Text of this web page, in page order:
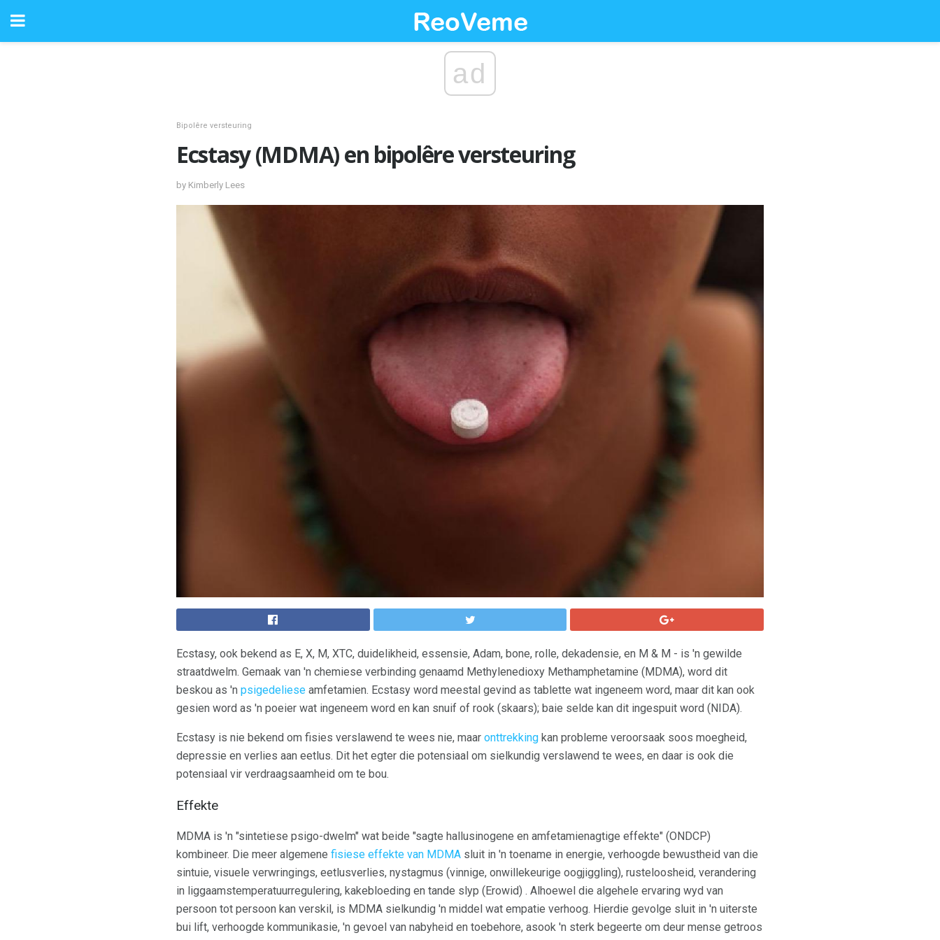
ad
Bipolêre versteuring
Ecstasy (MDMA) en bipolêre versteuring
by Kimberly Lees
Ecstasy, ook bekend as E, X, M, XTC, duidelikheid, essensie, Adam, bone, rolle, dekadensie, en M & M - is 'n gewilde
straatdwelm. Gemaak van 'n chemiese verbinding genaamd Methylenedioxy Methamphetamine (MDMA), word dit
beskou as 'n psigedeliese amfetamien. Ecstasy word meestal gevind as tablette wat ingeneem word, maar dit kan ook
gesien word as 'n poeier wat ingeneem word en kan snuif of rook (skaars); baie selde kan dit ingespuit word (NIDA).
Ecstasy is nie bekend om fisies verslawend te wees nie, maar onttrekking kan probleme veroorsaak soos moegheid,
depressie en verlies aan eetlus. Dit het egter die potensiaal om sielkundig verslawend te wees, en daar is ook die
potensiaal vir verdraagsaamheid om te bou.
Effekte
MDMA is 'n "sintetiese psigo-dwelm" wat beide "sagte hallusinogene en amfetamienagtige effekte" (ONDCP)
kombineer. Die meer algemene fisiese effekte van MDMA sluit in 'n toename in energie, verhoogde bewustheid van die
sintuie, visuele verwringings, eetlusverlies, nystagmus (vinnige, onwillekeurige oogjiggling), rusteloosheid, verandering
in liggaamstemperatuurregulering, kakebloeding en tande slyp (Erowid) . Alhoewel die algehele ervaring wyd van
persoon tot persoon kan verskil, is MDMA sielkundig 'n middel wat empatie verhoog. Hierdie gevolge sluit in 'n uiterste
bui lift, verhoogde kommunikasie, 'n gevoel van nabyheid en toebehore, asook 'n sterk begeerte om deur mense getroos